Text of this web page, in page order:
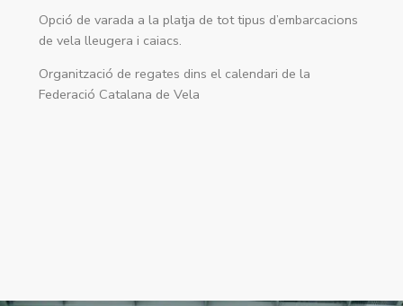
Opció de varada a la platja de tot tipus d’embarcacions
de vela lleugera i caiacs.
Organització de regates dins el calendari de la
Federació Catalana de Vela